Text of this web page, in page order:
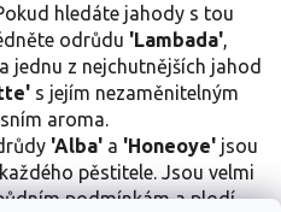
hledáte jahody s tou
odrůdu 'Lambada',
jednu z nejchutnějších jahod
s jejím nezaměnitelným
aroma.
'Alba' a 'Honeoye' jsou
pěstitele. Jsou velmi
podmínkám a plodí